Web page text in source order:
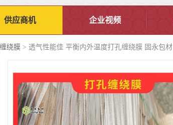
供应商机 企业视频
绕膜 > 透气性能佳 平衡内外温度打孔缠绕膜 固永包材